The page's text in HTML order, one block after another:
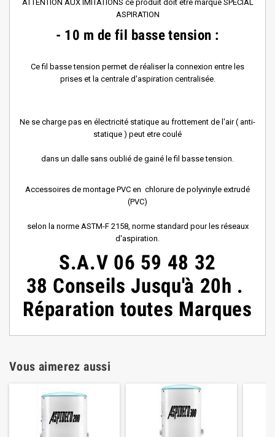
ATTENTION AUX IMITATIONS ce produit doit être marqué SPÉCIAL
ASPIRATION
- 10 m de fil basse tension :
Ce fil basse tension permet de réaliser la connexion entre les
prises et la centrale d'aspiration centralisée.
Ne se charge pas en électricité statique au frottement de l'air ( anti-
statique ) peut etre coulé
dans un dalle sans oublié de gainé le fil basse tension.
Accessoires de montage PVC en chlorure de polyvinyle extrudé
(PVC)
selon la norme ASTM-F 2158, norme standard pour les réseaux
d'aspiration.
S.A.V 06 59 48 32
38 ConseilsJusqu'à 20h .
Réparation toutes Marques
Vous aimerez aussi